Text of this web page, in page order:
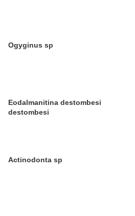
Ogyginus sp
Eodalmanitina destombesi
destombesi
Actinodonta sp